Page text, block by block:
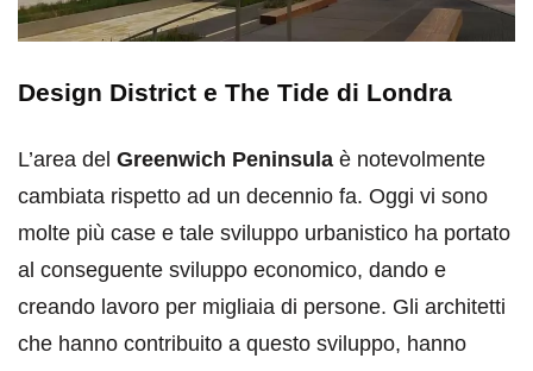
Design District e The Tide di Londra
L’area del Greenwich Peninsula è notevolmente
cambiata rispetto ad un decennio fa. Oggi vi sono
molte più case e tale sviluppo urbanistico ha portato
al conseguente sviluppo economico, dando e
creando lavoro per migliaia di persone. Gli architetti
che hanno contribuito a questo sviluppo, hanno